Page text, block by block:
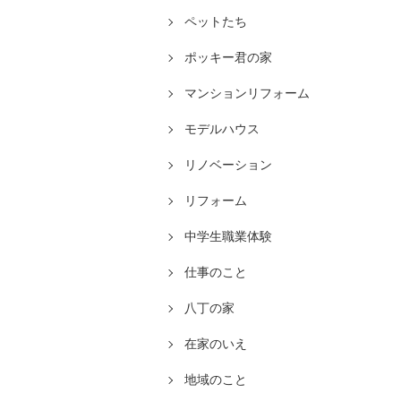
ペットたち
ポッキー君の家
マンションリフォーム
モデルハウス
リノベーション
リフォーム
中学生職業体験
仕事のこと
八丁の家
在家のいえ
地域のこと